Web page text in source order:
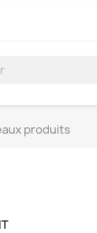
produits